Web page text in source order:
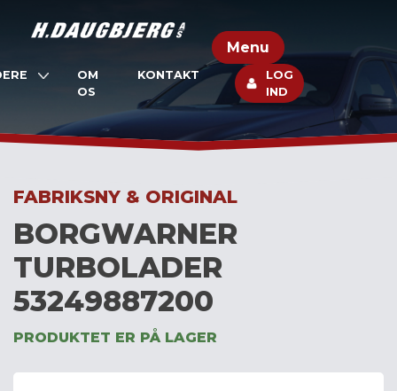
Menu
OM
OS
KONTAKT
LOG
IND
FABRIKSNY & ORIGINAL
BORGWARNER
TURBOLADER
53249887200
PRODUKTET ER PÅ LAGER